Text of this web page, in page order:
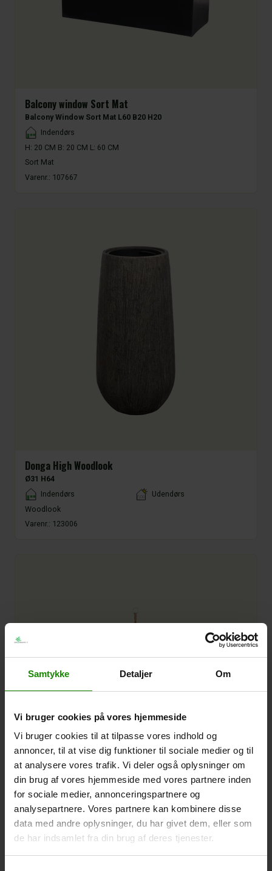
Samtykke Detaljer Om
Vi bruger cookies på vores hjemmeside
Vi bruger cookies til at tilpasse vores indhold og
annoncer, til at vise dig funktioner til sociale medier og til
at analysere vores trafik. Vi deler også oplysninger om
din brug af vores hjemmeside med vores partnere inden
for sociale medier, annonceringspartnere og
analysepartnere. Vores partnere kan kombinere disse
data med andre oplysninger, du har givet dem, eller som
de har indsamlet fra din brug af deres tjenester.
Balcony window Sort Mat
Balcony Window Sort Mat L60 B20 H20
Placement
Indendørs
H: 20 CM B: 20 CM L: 60 CM
Sort Mat
Varenr.: 107667
Donga High Woodlook
Ø31 H64
Placement
Indendørs
Udendørs
Woodlook
Varenr.: 123006
Charlie ampel Sort Mat
Charlie Ampel Sort Ø18H18
Placement
Indendørs
Udendørs
H: 17.5 CM Ø: 18 CM